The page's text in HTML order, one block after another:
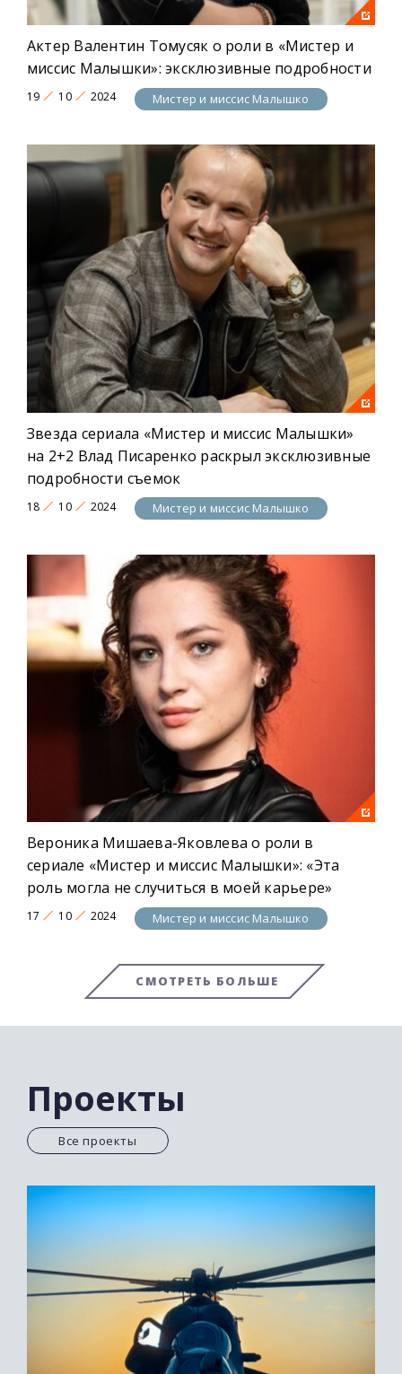
Актер Валентин Томусяк о роли в «Мистер и
миссис Малышки»: эксклюзивные подробности
19 10 2024 Мистер и миссис Малышко
Звезда сериала «Мистер и миссис Малышки»
на 2+2 Влад Писаренко раскрыл эксклюзивные
подробности съемок
18 10 2024 Мистер и миссис Малышко
Вероника Мишаева-Яковлева о роли в
сериале «Мистер и миссис Малышки»: «Эта
роль могла не случиться в моей карьере»
17 10 2024 Мистер и миссис Малышко
СМОТРЕТЬ БОЛЬШЕ
Проекты
Все проекты